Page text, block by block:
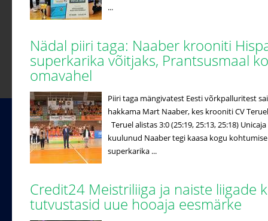
...
Nädal piiri taga: Naaber krooniti
superkarika võitjaks, Prantsusmaal
omavahel
Piiri taga mängivatest Eesti võrkpalluritest
hakkama Mart Naaber, kes krooniti CV
Teruel alistas 3:0 (25:19, 25:13, 25:18)
kuulunud Naaber tegi kaasa kogu
superkarika ...
Credit24 Meistriliiga ja naiste liigade
tutvustasid uue hooaja eesmärke